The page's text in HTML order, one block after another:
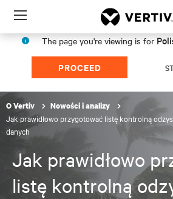
Menu
The page you're viewing is for
PROCEED
O Vertiv Nowości i analizy
Jak prawidłowo przygotować listę kontrolną
danych
Jak prawidłowo
listę kontrolną